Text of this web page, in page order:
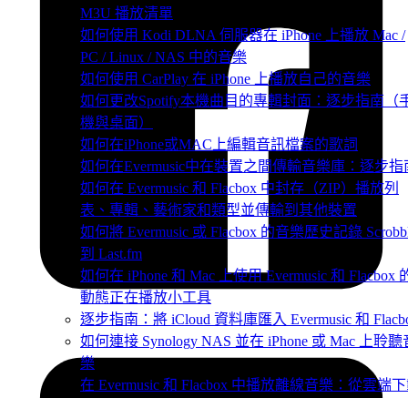
M3U 播放清單
如何使用 Kodi DLNA 伺服器在 iPhone 上播放 Mac /
PC / Linux / NAS 中的音樂
如何使用 CarPlay 在 iPhone 上播放自己的音樂
如何更改Spotify本機曲目的專輯封面：逐步指南（
機與桌面）
如何在iPhone或MAC上編輯音訊檔案的歌詞
如何在Evermusic中在裝置之間傳輸音樂庫：逐步指
如何在 Evermusic 和 Flacbox 中封存（ZIP）播放列
表、專輯、藝術家和類型並傳輸到其他裝置
如何將 Evermusic 或 Flacbox 的音樂歷史記錄
到 Last.fm
如何在 iPhone 和 Mac 上使用 Evermusic 和 Flacbox
動態正在播放小工具
逐步指南：將 iCloud 資料庫匯入 Evermusic 和
如何連接 Synology NAS 並在 iPhone 或 Mac 上聆聽
樂
在 Evermusic 和 Flacbox 中播放離線音樂：從雲端